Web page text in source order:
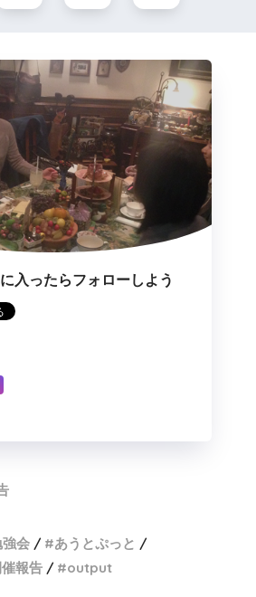
入ったらフォローしよう
強会
あうとぷっと
報告 output